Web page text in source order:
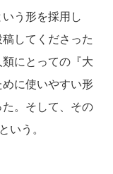
う形を採用し
してくださった
にとっての『大
に使いやすい形
。そして、その
う。